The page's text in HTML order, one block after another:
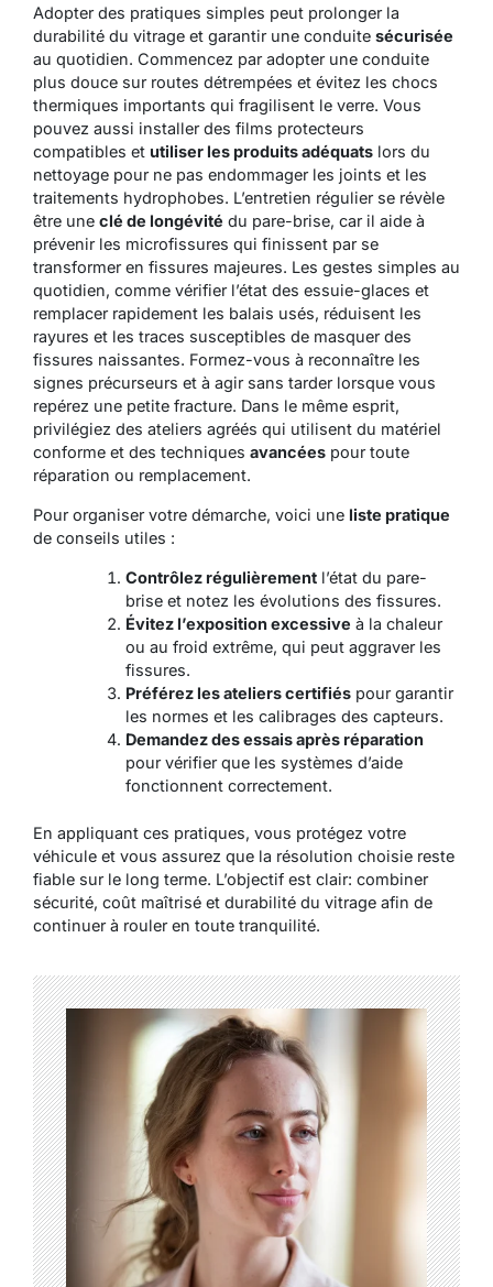
Adopter des pratiques simples peut prolonger la
durabilité du vitrage et garantir une conduite sécurisée
au quotidien. Commencez par adopter une conduite
plus douce sur routes détrempées et évitez les chocs
thermiques importants qui fragilisent le verre. Vous
pouvez aussi installer des films protecteurs
compatibles et utiliser les produits adéquats lors du
nettoyage pour ne pas endommager les joints et les
traitements hydrophobes. L’entretien régulier se révèle
être une clé de longévité du pare-brise, car il aide à
prévenir les microfissures qui finissent par se
transformer en fissures majeures. Les gestes simples au
quotidien, comme vérifier l’état des essuie-glaces et
remplacer rapidement les balais usés, réduisent les
rayures et les traces susceptibles de masquer des
fissures naissantes. Formez-vous à reconnaître les
signes précurseurs et à agir sans tarder lorsque vous
repérez une petite fracture. Dans le même esprit,
privilégiez des ateliers agréés qui utilisent du matériel
conforme et des techniques avancées pour toute
réparation ou remplacement.
Pour organiser votre démarche, voici une liste pratique
de conseils utiles :
Contrôlez régulièrementl’état du pare-
brise et notez les évolutions des fissures.
Évitez l’exposition excessive à la chaleur
ou au froid extrême, qui peut aggraver les
fissures.
Préférez les ateliers certifiéspour garantir
les normes et les calibrages des capteurs.
Demandez des essais après réparation
pour vérifier que les systèmes d’aide
fonctionnent correctement.
En appliquant ces pratiques, vous protégez votre
véhicule et vous assurez que la résolution choisie reste
fiable sur le long terme. L’objectif est clair: combiner
sécurité, coût maîtrisé et durabilité du vitrage afin de
continuer à rouler en toute tranquilité.